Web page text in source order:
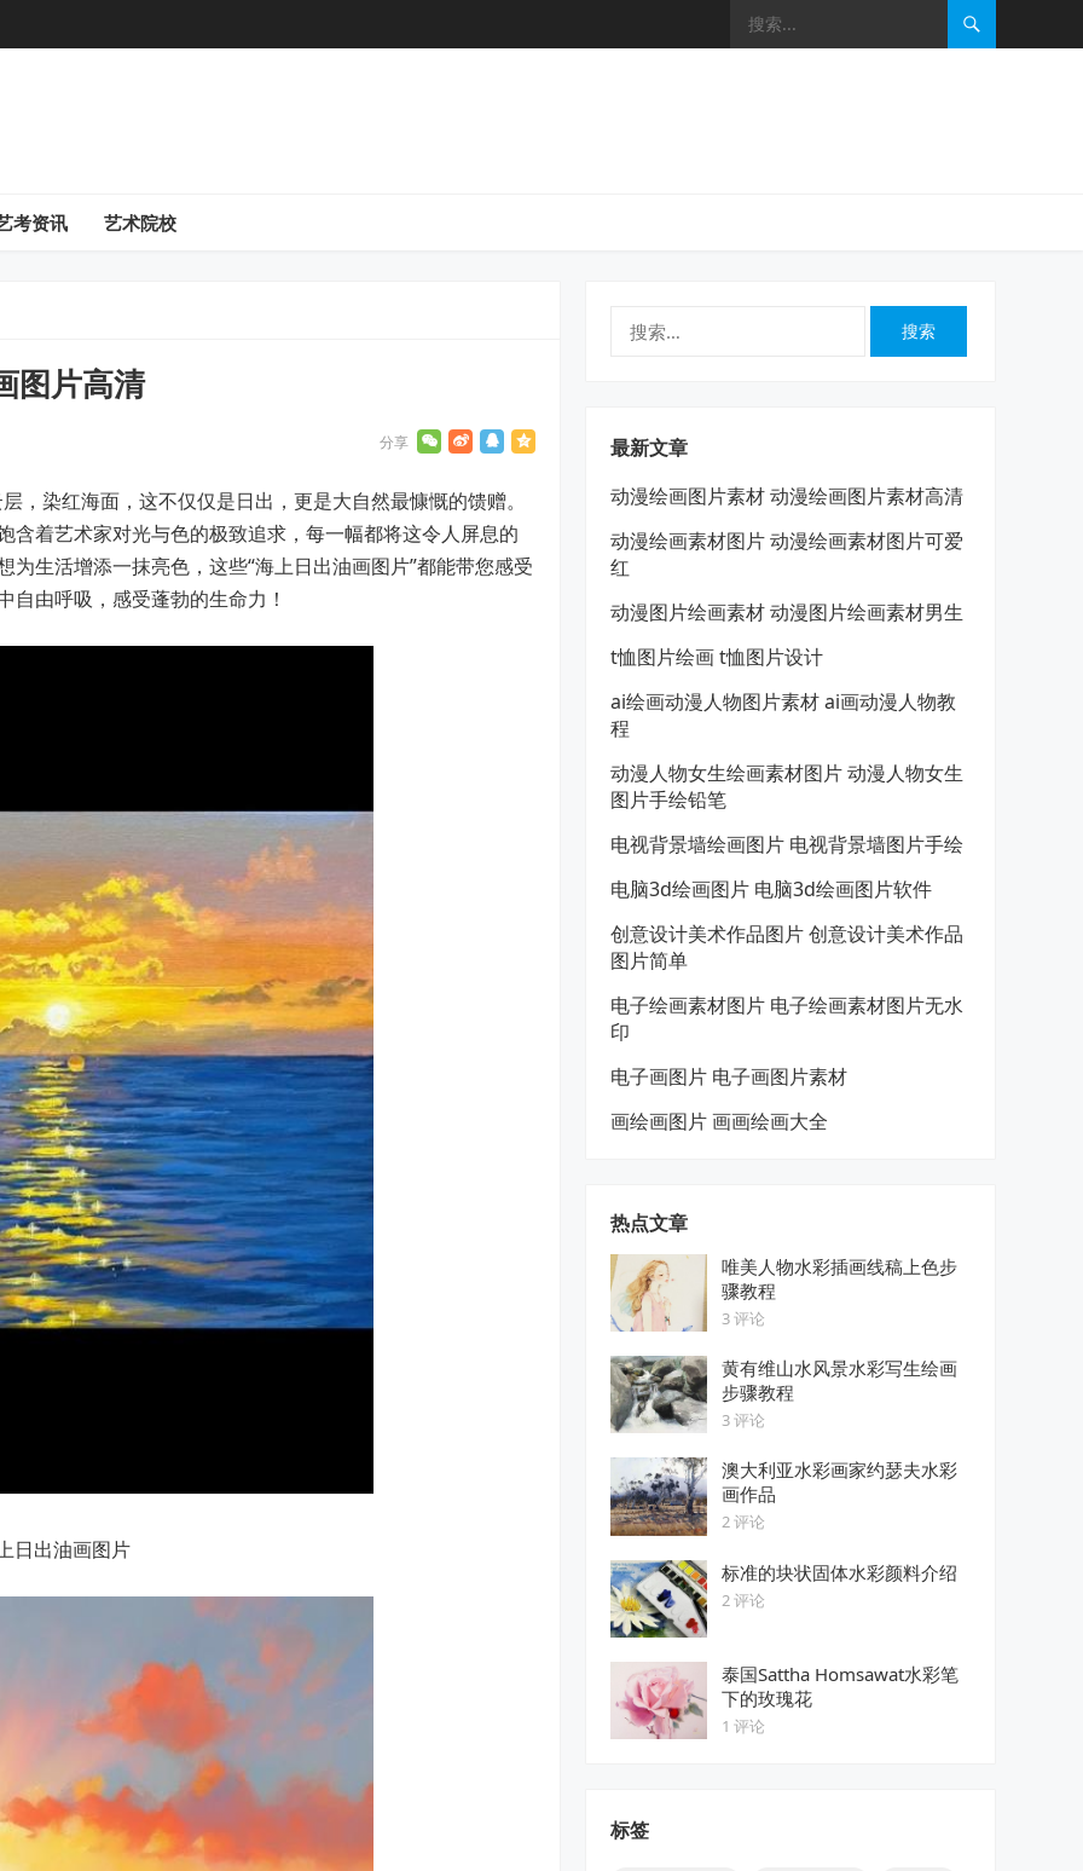
考资讯 艺术院校
图片高清
染红海面，这不仅仅是日出，更是大自然最慷慨的馈赠。
着艺术家对光与色的极致追求，每一幅都将这令人屏息的
生活增添一抹亮色，这些“海上日出油画图片”都能带您感受
由呼吸，感受蓬勃的生命力！
日出油画图片
最新文章
动漫绘画图片素材 动漫绘画图片素材高清
动漫绘画素材图片 动漫绘画素材图片可爱
红
动漫图片绘画素材 动漫图片绘画素材男生
t恤图片绘画 t恤图片设计
ai绘画动漫人物图片素材 ai画动漫人物教
程
动漫人物女生绘画素材图片 动漫人物女生
图片手绘铅笔
电视背景墙绘画图片 电视背景墙图片手绘
电脑3d绘画图片 电脑3d绘画图片软件
创意设计美术作品图片 创意设计美术作品
图片简单
电子绘画素材图片 电子绘画素材图片无水
印
电子画图片 电子画图片素材
画绘画图片 画画绘画大全
热点文章
唯美人物水彩插画线稿上色步
骤教程
3 评论
黄有维山水风景水彩写生绘画
步骤教程
3 评论
澳大利亚水彩画家约瑟夫水彩
画作品
2 评论
标准的块状固体水彩颜料介绍
2 评论
泰国Sattha Homsawat水彩笔
下的玫瑰花
1 评论
标签